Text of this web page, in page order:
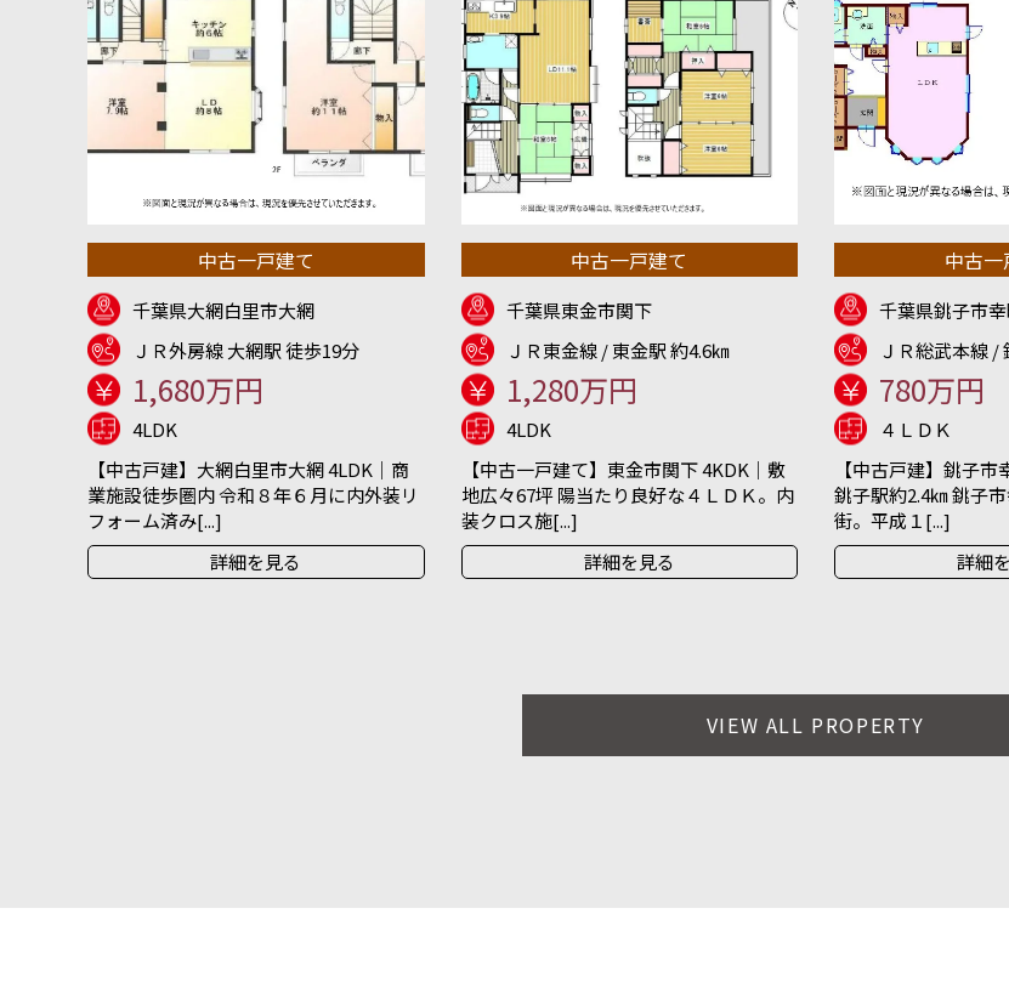
中古一戸建て
千葉県大網白里市大網
ＪＲ外房線 大網駅 徒歩19分
1,680万円
4LDK
【中古戸建】大網白里市大網 4LDK｜商
業施設徒歩圏内 令和８年６月に内外装リ
フォーム済み[...]
詳細を見る
中古一戸建て
千葉県東金市関下
ＪＲ東金線 / 東金駅 約4.6㎞
1,280万円
4LDK
【中古一戸建て】東金市関下 4KDK｜敷
地広々67坪 陽当たり良好な４ＬＤＫ。内
装クロス施[...]
詳細を見る
中古一
千葉県銚子市
ＪＲ総武本線 /
780万円
４ＬＤＫ
【中古戸建】銚子市
銚子駅約2.4㎞ 銚子
街。平成１[...]
詳細
VIEW ALL PROPERTY